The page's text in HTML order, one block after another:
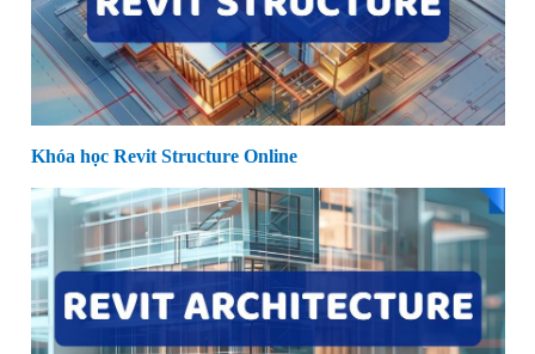
Khóa học Revit Structure Online